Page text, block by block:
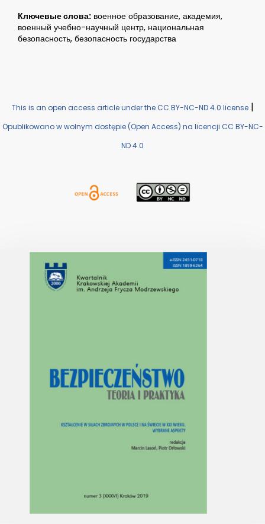
Ключевые слова: военное образование, академия,
военный учебно-научный центр, национальная
безопасность, безопасность государства
This is an open access article under the CC BY-NC-ND 4.0 license|
Opublikowano w wolnym dostępie (Open Access) na licencji CC BY-NC-
ND 4.0